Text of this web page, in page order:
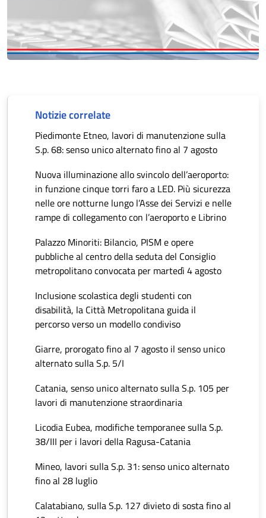
Notizie correlate
Piedimonte Etneo, lavori di manutenzione sulla
S.p. 68: senso unico alternato fino al 7 agosto
Nuova illuminazione allo svincolo dell’aeroporto:
in funzione cinque torri faro a LED. Più sicurezza
nelle ore notturne lungo l’Asse dei Servizi e nelle
rampe di collegamento con l’aeroporto e Librino
Palazzo Minoriti: Bilancio, PISM e opere
pubbliche al centro della seduta del Consiglio
metropolitano convocata per martedì 4 agosto
Inclusione scolastica degli studenti con
disabilità, la Città Metropolitana guida il
percorso verso un modello condiviso
Giarre, prorogato fino al 7 agosto il senso unico
alternato sulla S.p. 5/I
Catania, senso unico alternato sulla S.p. 105 per
lavori di manutenzione straordinaria
Licodia Eubea, modifiche temporanee sulla S.p.
38/III per i lavori della Ragusa-Catania
Mineo, lavori sulla S.p. 31: senso unico alternato
fino al 28 luglio
Calatabiano, sulla S.p. 127 divieto di sosta fino al